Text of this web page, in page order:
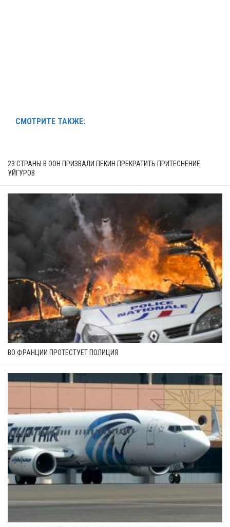
СМОТРИТЕ ТАКЖЕ:
23 СТРАНЫ В ООН ПРИЗВАЛИ ПЕКИН ПРЕКРАТИТЬ ПРИТЕСНЕНИЕ
УЙГУРОВ
ВО ФРАНЦИИ ПРОТЕСТУЕТ ПОЛИЦИЯ